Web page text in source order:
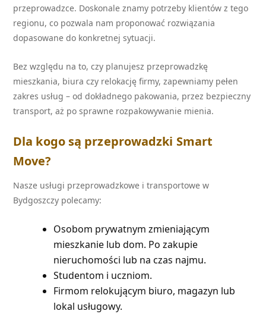
przeprowadzce. Doskonale znamy potrzeby klientów z tego
regionu, co pozwala nam proponować rozwiązania
dopasowane do konkretnej sytuacji.
Bez względu na to, czy planujesz przeprowadzkę
mieszkania, biura czy relokację firmy, zapewniamy pełen
zakres usług – od dokładnego pakowania, przez bezpieczny
transport, aż po sprawne rozpakowywanie mienia.
Dla kogo są przeprowadzki Smart
Move?
Nasze usługi przeprowadzkowe i transportowe w
Bydgoszczy polecamy:
Osobom prywatnym zmieniającym
mieszkanie lub dom. Po zakupie
nieruchomości lub na czas najmu.
Studentom i uczniom.
Firmom relokującym biuro, magazyn lub
lokal usługowy.